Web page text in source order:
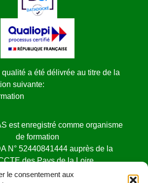
le consentement aux
qualité a été délivrée au titre de la
suivante:
est enregistré comme organisme
de formation
N° 52440841444 auprès de la
des Pays de la Loire.
ne vaut pas agrément de l’état